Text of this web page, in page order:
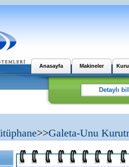
Anasayfa Makineler Kuru
>>Galeta-Unu